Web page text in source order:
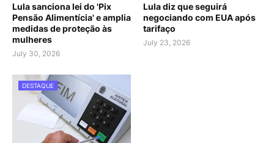
Lula sanciona lei do 'Pix
Pensão Alimentícia' e amplia
medidas de proteção às
mulheres
July 30, 2026
Lula diz que seguirá
negociando com EUA após
tarifaço
July 23, 2026
DESTAQUE